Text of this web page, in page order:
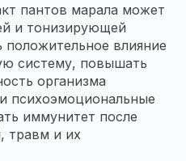
пантов марала может
и тонизирующей
влияние
систему, повышать
организма
психоэмоциональные
иммунитет после
травм и их